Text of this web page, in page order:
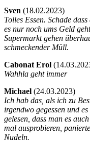
Sven (18.02.2023)
Tolles Essen. Schade
es nur noch ums Geld
Supermarkt gehen
schmeckender Müll.
Cabonat Erol (
Wahhla geht immer
Michael (24.03.2023)
Ich hab das, als ich zu
irgendwo gegessen und
gelesen, dass man es
mal ausprobieren,
Nudeln.